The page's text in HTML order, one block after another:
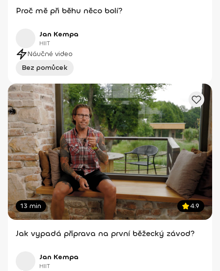
Proč mě při běhu něco bolí?
Jan Kempa
HIIT
Náučné video
Bez pomůcek
13 min 4.9
Jak vypadá příprava na první běžecký závod?
Jan Kempa
HIIT